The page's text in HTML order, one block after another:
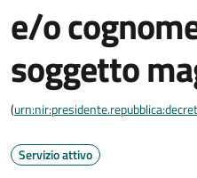
e/o
soggetto
(
Servizio attivo